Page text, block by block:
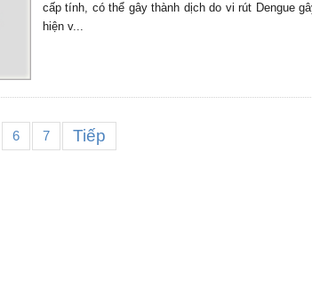
cấp tính, có thể gây thành dịch do vi rút Dengue
hiện v...
6 7 Tiếp